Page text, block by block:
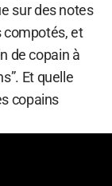
sur des notes
compotés, et
de copain à
Et quelle
copains